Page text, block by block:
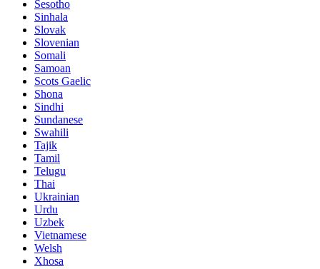
Sesotho
Sinhala
Slovak
Slovenian
Somali
Samoan
Scots Gaelic
Shona
Sindhi
Sundanese
Swahili
Tajik
Tamil
Telugu
Thai
Ukrainian
Urdu
Uzbek
Vietnamese
Welsh
Xhosa